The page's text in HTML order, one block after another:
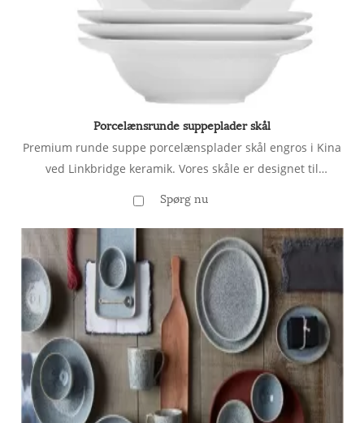
Porcelænsrunde suppeplader skål
Premium runde suppe porcelænsplader skål engros i Kina
ved Linkbridge keramik. Vores skåle er designet til
hoteller og detailhandlere. Bulkordrer velkommen!
Spørg nu